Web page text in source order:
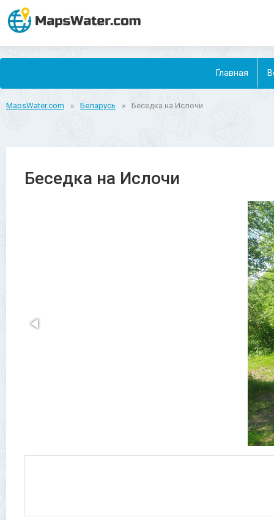
Главная
MapsWater.com » Беларусь » Беседка на Ислочи
Беседка на Ислочи